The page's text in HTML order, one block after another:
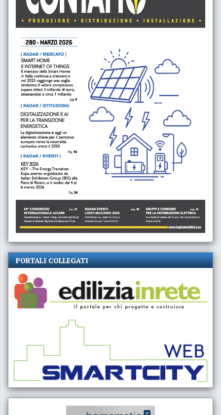
PORTALI COLLEGATI